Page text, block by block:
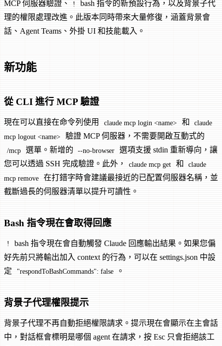
MCP 伺服器驗證、 !
bash 指令的新預設行為，以及背景子代
理的權限處理改進。此版本同時帶來大量修復，涵蓋背景會
話、Agent Teams、外掛 UI 和技能載入。
新功能
從 CLI 進行 MCP 驗證
現在可以直接在命令列使用 claude mcp login <name> 和
claude
mcp logout <name>
驗證 MCP 伺服器，不需要開啟互動式的
/mcp 選單。新增的 --no-browser
選項支援 stdin 重新導向，讓
您可以透過 SSH 完成驗證。此外，
claude mcp get 和
claude
mcp remove
在打錯字時會建議最接近的已配置伺服器名稱，並
截斷過長的伺服器清單以提升可讀性。
Bash 指令現在會取得回應
!
bash 指令現在會自動觸發 Claude 回應輸出結果。如果您偏
好先前只將輸出加入 context 的行為，可以在 settings.json 中設
定
"respondToBashCommands": false 。
背景子代理權限提示
背景子代理不再自動拒絕權限請求。提示現在會顯示在主會話
中，對話框會標明是哪個 agent 在請求，按 Esc 只會拒絕該工